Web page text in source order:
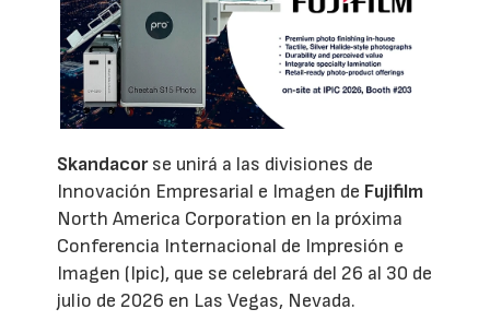
Skandacorse unirá a las divisiones de
Innovación Empresarial e Imagen de Fujifilm
North America Corporation en la próxima
Conferencia Internacional de Impresión e
Imagen (Ipic), que se celebrará del 26 al 30 de
julio de 2026 en Las Vegas, Nevada.